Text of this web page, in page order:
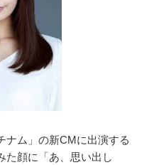
ナム」の新CMに出演する
た顔に「あ、思い出し